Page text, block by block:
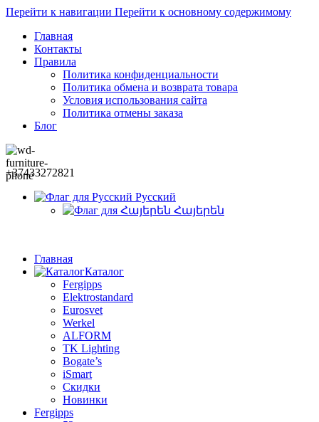
Перейти к навигации Перейти к основному содержимому
Главная
Контакты
Правила
Политика конфиденциальности
Политика обмена и возврата товара
Условия использования сайта
Политика отмены заказа
Блог
+37433272821
Русский
Հայերեն
Главная
Каталог
Fergipps
Elektrostandard
Eurosvet
Werkel
ALFORM
TK Lighting
Bogate’s
iSmart
Скидки
Новинки
Fergipps